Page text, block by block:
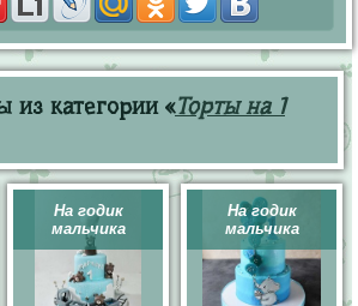
из категории «Торты на 1
На годик
мальчика
На годик
мальчика